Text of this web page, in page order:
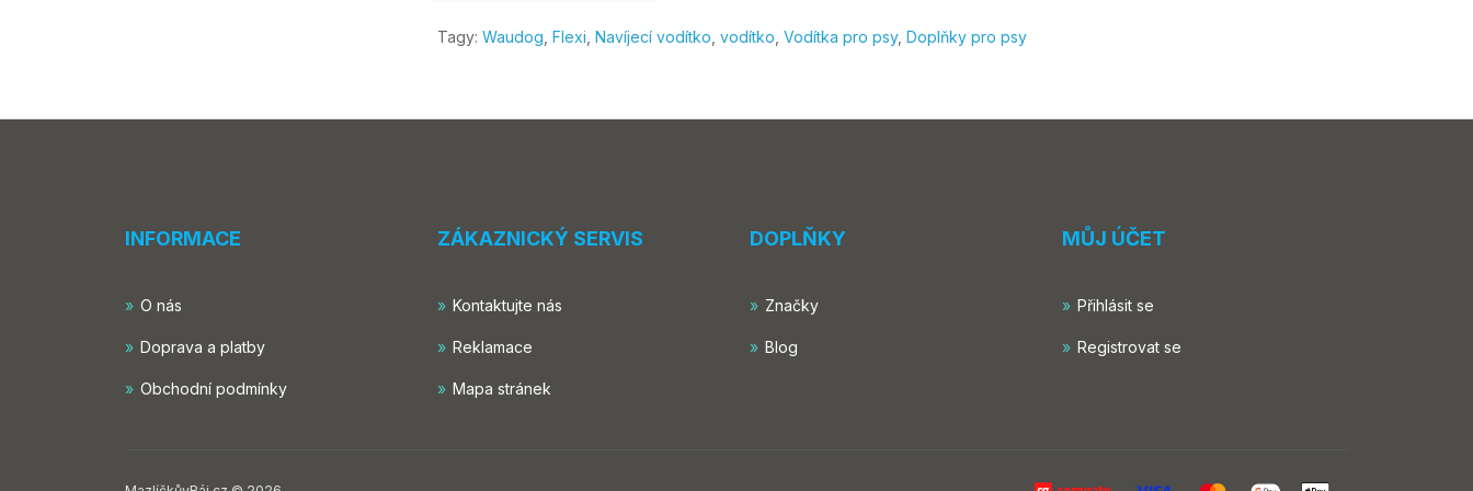
Tagy: Waudog Flexi Navíjecí vodítko vodítko Vodítka pro psy, Doplňky pro psy
INFORMACE
O nás
Doprava a platby
Obchodní podmínky
ZÁKAZNICKÝ SERVIS
Kontaktujte nás
Reklamace
Mapa stránek
DOPLŇKY
Značky
Blog
MŮJ ÚČET
Přihlásit se
Registrovat se